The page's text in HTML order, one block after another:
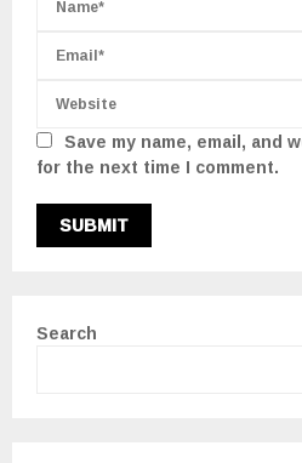
Save my name, email,
for the next time I comment.
Search